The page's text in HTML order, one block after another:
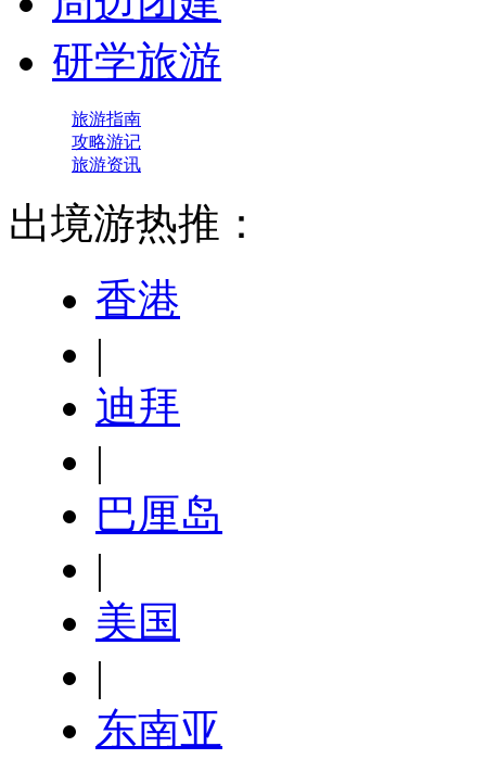
研学旅游
旅游指南
攻略游记
旅游资讯
出境游热推：
香港
|
迪拜
|
巴厘岛
|
美国
|
东南亚